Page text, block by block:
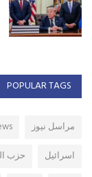
POPULAR TAGS
مراسل نيوز
اسرائيل
حزب